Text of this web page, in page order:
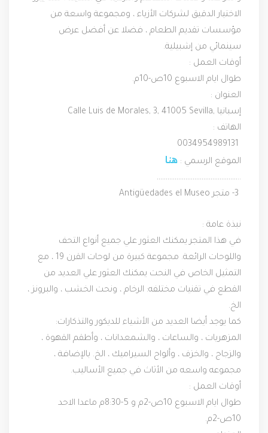
سينمائي من إشبيلية.
أوقات العمل :
طوال ايام الاسبوع 10ص-10م.
العنوان :
Calle Luis de Morales, 3, 41005 Sevilla, إسبانيا
الهاتف :
الموقع الرسمي : هنا
………………………………………..
متجر Antigüedades el Museo
نبذة عامة :
الخ.
مجموعه واسعه من الأثاث في جميع الأساليب.
أوقات العمل :
10ص-2م.